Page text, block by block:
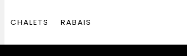
CHALETS RABAIS